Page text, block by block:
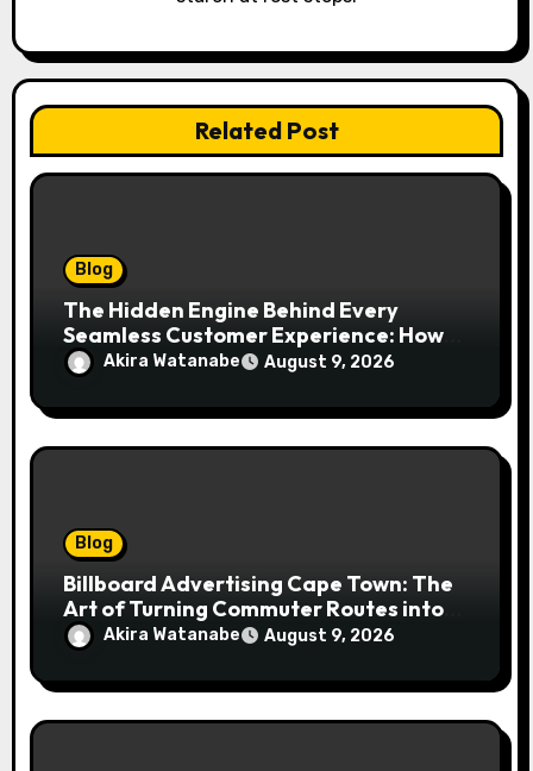
Related Post
Blog
The Hidden Engine Behind Every
Seamless Customer Experience: How
Booking & Scheduling Software
Transforms Service Businesses
Akira Watanabe August 9, 2026
Blog
Billboard Advertising Cape Town: The
Art of Turning Commuter Routes into
Customer Connections
Akira Watanabe August 9, 2026